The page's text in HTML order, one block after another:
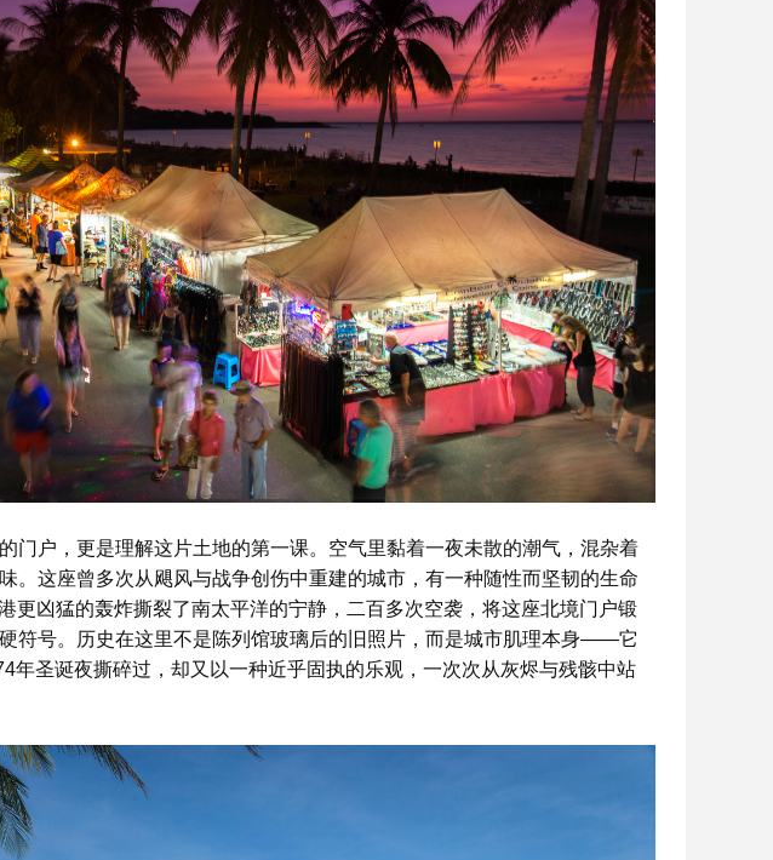
门户，更是理解这片土地的第一课。空气里黏着一夜未散的潮气，混杂着
。这座曾多次从飓风与战争创伤中重建的城市，有一种随性而坚韧的生命
更凶猛的轰炸撕裂了南太平洋的宁静，二百多次空袭，将这座北境门户锻
符号。历史在这里不是陈列馆玻璃后的旧照片，而是城市肌理本身——它
年圣诞夜撕碎过，却又以一种近乎固执的乐观，一次次从灰烬与残骸中站